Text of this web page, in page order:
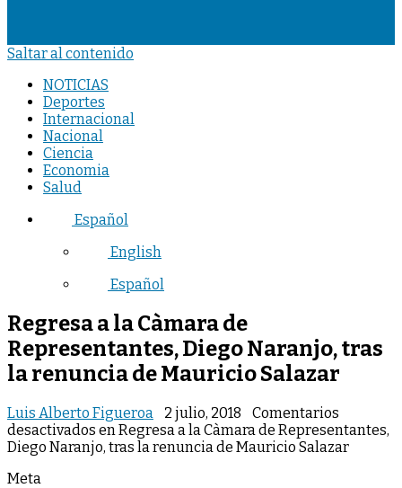
Saltar al contenido
NOTICIAS
Deportes
Internacional
Nacional
Ciencia
Economia
Salud
Español
English
Español
Regresa a la Càmara de
Representantes, Diego Naranjo, tras
la renuncia de Mauricio Salazar
Luis Alberto Figueroa 2 julio, 2018
Comentarios
desactivados en Regresa a la Càmara de Representantes,
Diego Naranjo, tras la renuncia de Mauricio Salazar
Meta